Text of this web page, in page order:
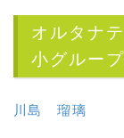
オルタナ
小グルー
川島 瑠璃